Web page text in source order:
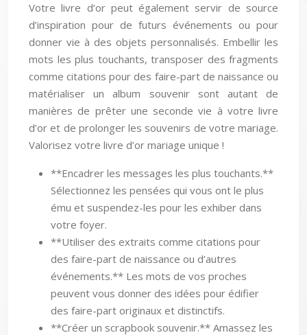
Votre livre d’or peut également servir de source
d’inspiration pour de futurs événements ou pour
donner vie à des objets personnalisés. Embellir les
mots les plus touchants, transposer des fragments
comme citations pour des faire-part de naissance ou
matérialiser un album souvenir sont autant de
manières de prêter une seconde vie à votre livre
d’or et de prolonger les souvenirs de votre mariage.
Valorisez votre livre d’or mariage unique !
**Encadrer les messages les plus touchants.**
Sélectionnez les pensées qui vous ont le plus
ému et suspendez-les pour les exhiber dans
votre foyer.
**Utiliser des extraits comme citations pour
des faire-part de naissance ou d’autres
événements.** Les mots de vos proches
peuvent vous donner des idées pour édifier
des faire-part originaux et distinctifs.
**Créer un scrapbook souvenir.** Amassez les